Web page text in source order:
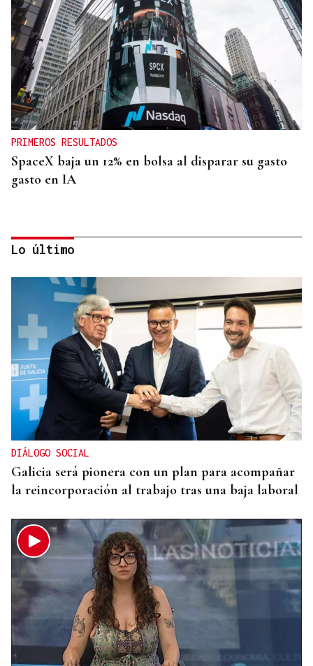
PRIMEROS RESULTADOS
SpaceX baja un 12% en bolsa al disparar su gasto
gasto en IA
INVESTIGACIÓN
Una nueva tecnología utiliza la IA para optimizar
cultivos
Lo último
DIÁLOGO SOCIAL
Galicia será pionera con un plan para acompañar
la reincorporación al trabajo tras una baja laboral